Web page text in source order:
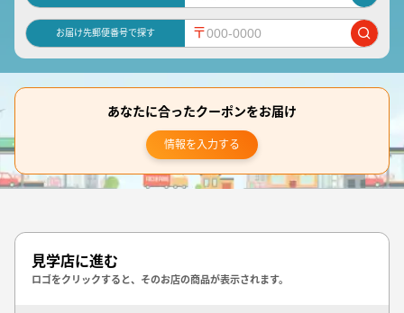
お届け先郵便番号で探す 〒
あなたに合ったクーポンをお届け
情報を入力する
見学店に進む
ロゴをクリックすると、そのお店の商品が表示されます。